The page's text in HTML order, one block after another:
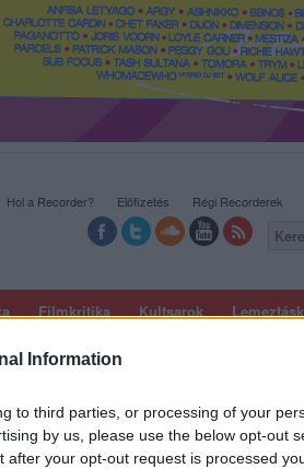
Information
to third parties, or processing of your
by us, please use the below opt-out
after your opt-out request is processed
Filmkritika Kultsarok
Hol a Recorder? Előfizetés Régi Recorderek
IS KÖZÉPPONTBAN.
EZ MENT HÚSZ ÉVE.